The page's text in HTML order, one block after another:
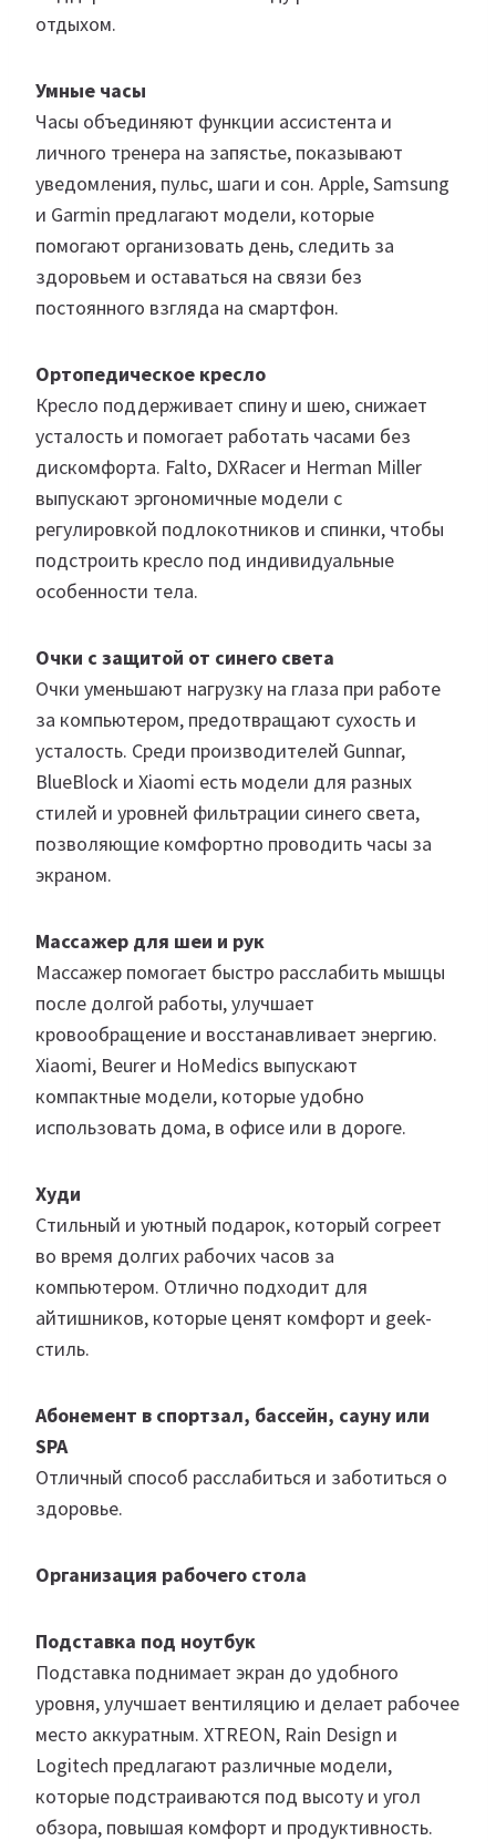
отдыхом.
Умные часы
Часы объединяют функции ассистента и
личного тренера на запястье, показывают
уведомления, пульс, шаги и сон. Apple, Samsung
и Garmin предлагают модели, которые
помогают организовать день, следить за
здоровьем и оставаться на связи без
постоянного взгляда на смартфон.
Ортопедическое кресло
Кресло поддерживает спину и шею, снижает
усталость и помогает работать часами без
дискомфорта. Falto, DXRacer и Herman Miller
выпускают эргономичные модели с
регулировкой подлокотников и спинки, чтобы
подстроить кресло под индивидуальные
особенности тела.
Очки с защитой от синего света
Очки уменьшают нагрузку на глаза при работе
за компьютером, предотвращают сухость и
усталость. Среди производителей Gunnar,
BlueBlock и Xiaomi есть модели для разных
стилей и уровней фильтрации синего света,
позволяющие комфортно проводить часы за
экраном.
Массажер для шеи и рук
Массажер помогает быстро расслабить мышцы
после долгой работы, улучшает
кровообращение и восстанавливает энергию.
Xiaomi, Beurer и HoMedics выпускают
компактные модели, которые удобно
использовать дома, в офисе или в дороге.
Худи
Стильный и уютный подарок, который согреет
во время долгих рабочих часов за
компьютером. Отлично подходит для
айтишников, которые ценят комфорт и geek-
стиль.
Абонемент в спортзал, бассейн, сауну или
SPA
Отличный способ расслабиться и заботиться о
здоровье.
Организация рабочего стола
Подставка под ноутбук
Подставка поднимает экран до удобного
уровня, улучшает вентиляцию и делает рабочее
место аккуратным. XTREON, Rain Design и
Logitech предлагают различные модели,
которые подстраиваются под высоту и угол
обзора, повышая комфорт и продуктивность.